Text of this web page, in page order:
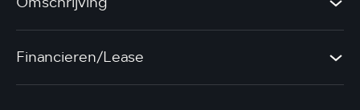
Financieren/Lease